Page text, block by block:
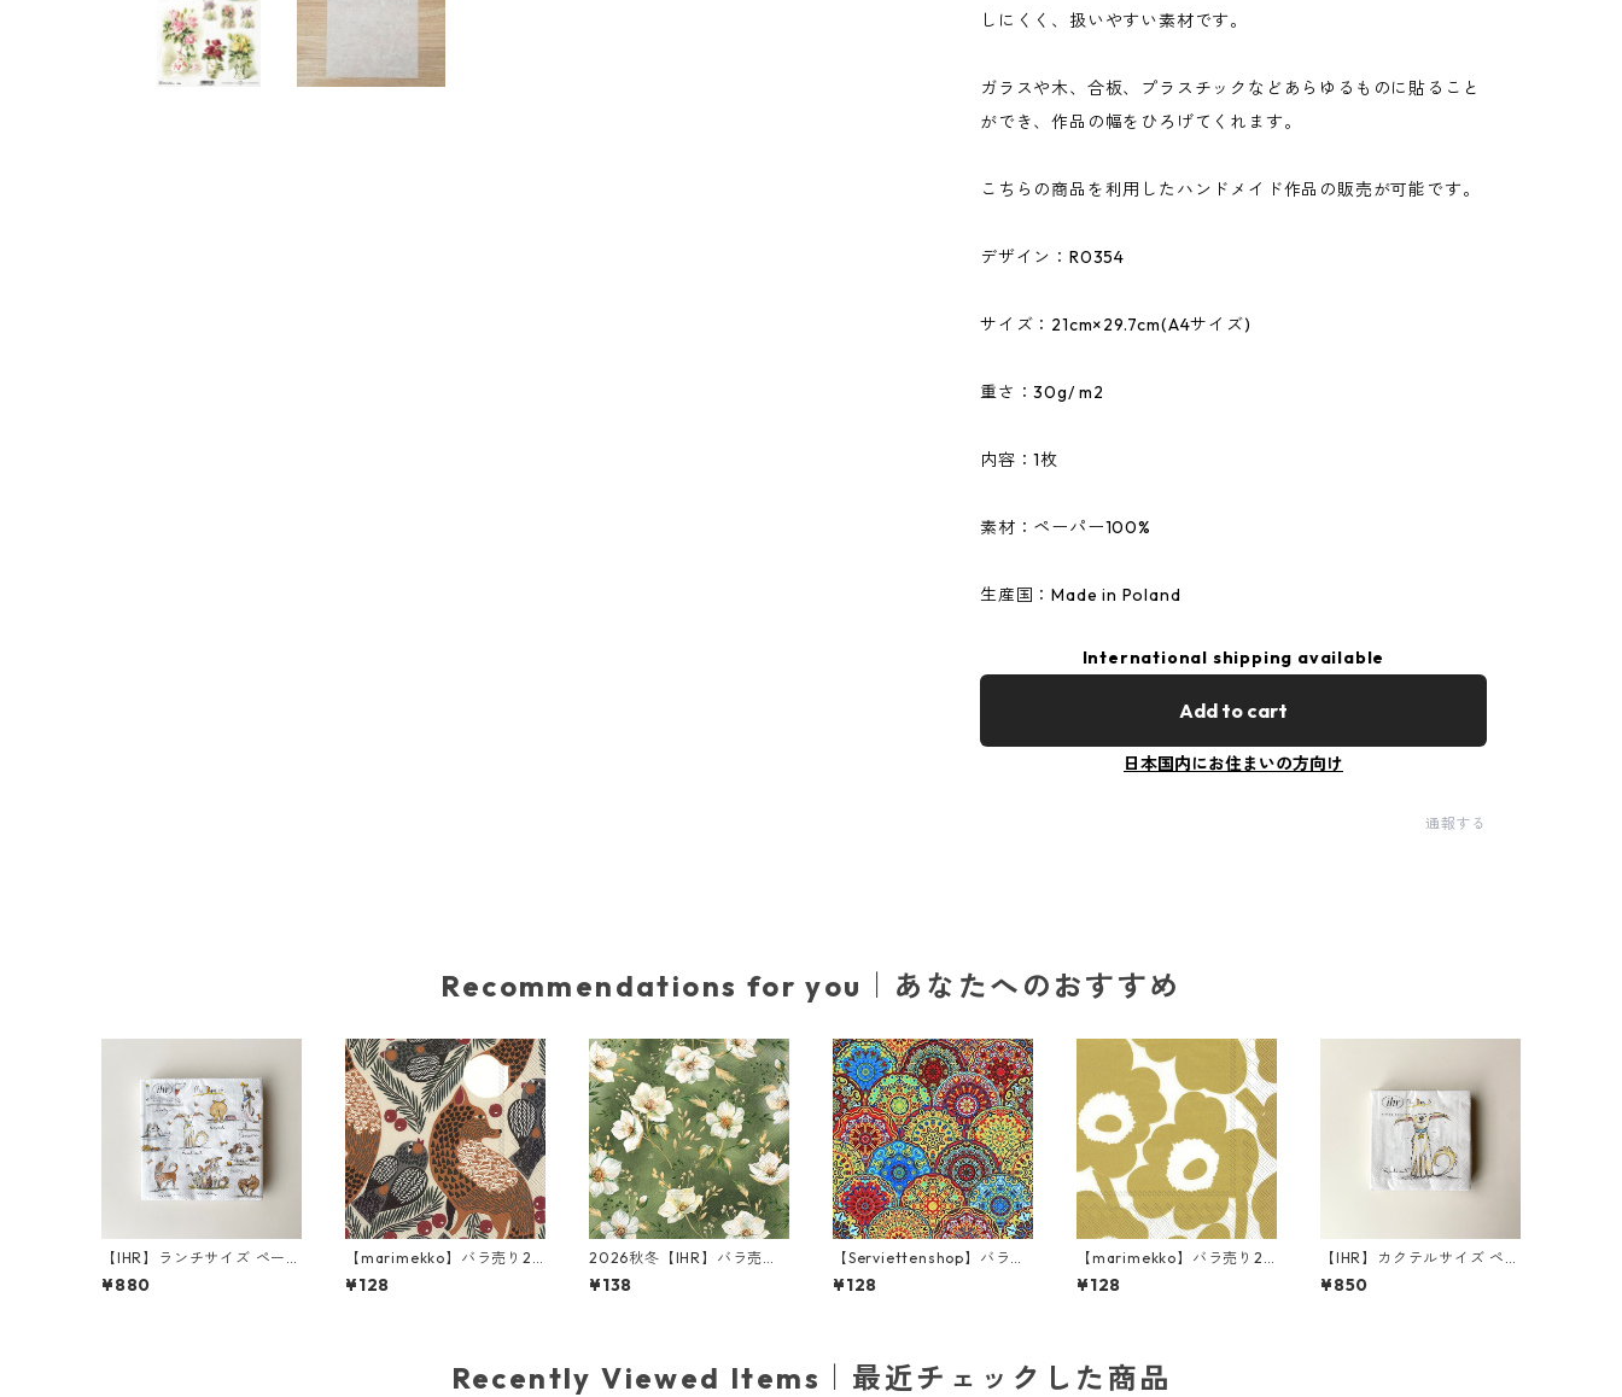
しにくく、扱いやすい素材です。
ガラスや木、合板、プラスチックなどあらゆるものに貼ること
ができ、作品の幅をひろげてくれます。
こちらの商品を利用したハンドメイド作品の販売が可能です。
デザイン：R0354
サイズ：21cm×29.7cm(A4サイズ)
重さ：30g/ m2
内容：1枚
素材：ペーパー100%
生産国：Made in Poland
International shipping available
Add to cart
日本国内にお住まいの方向け
通報する
Recommendations for you｜あなたへのおすすめ
【IHR】ランチサイズ ペーパ
ーナプキン EMOTION DOG
S ホワイト Anita Jeram 20
¥880
【marimekko】バラ売り2
枚 ランチサイズ ペーパーナ
プキン KETUNMARJA リネ
¥128
2026秋冬【IHR】バラ売り2
枚 ランチサイズ ペーパーナ
プキン Golden Gala グリー
¥138
【Serviettenshop】バラ売
り2枚 ランチサイズ ペーパ
ーナプキン Gothic Pattern
¥128
【marimekko】バラ売り2
枚 ランチサイズ ペーパーナ
プキン UNIKKO ホワイト×
¥128
【IHR】カクテルサイズ ペー
パーナプキン EMOTION DO
GS ホワイト Anita Jeram 2
¥850
Recently Viewed Items｜最近チェックした商品